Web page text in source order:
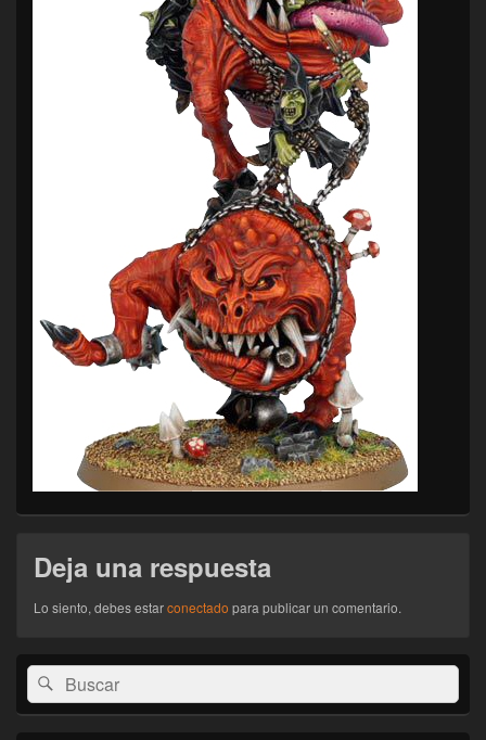
Deja una respuesta
Lo siento, debes estarconectado para publicar un comentario.
área
de
widget
Buscar
por:
Buscar